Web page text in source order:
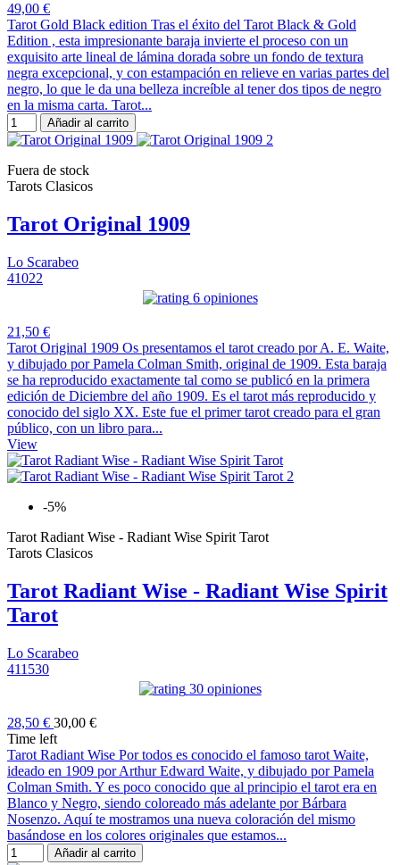
49,00 €
Tarot Gold Black edition Tras el éxito del Tarot Black & Gold
Edition , esta impresionante baraja invierte el proceso con un
exquisito arte lineal de lámina dorada sobre un fondo de textura
negra excepcional, y con estampación en relieve en varias partes del
negro, lo que le da una belleza increíble al tener dos tipos de negro
en la misma carta. Tarot...
Añadir al carrito
Fuera de stock
Tarots Clasicos
Tarot Original 1909
Lo Scarabeo
41022
6 opiniones
21,50 €
Tarot Original 1909 Os presentamos el tarot creado por A. E. Waite,
y dibujado por Pamela Colman Smith, original de 1909. Esta baraja
se ha reproducido exactamente tal como se publicó en la primera
edición de Diciembre del año 1909. Es el tarot más reproducido y
conocido del siglo XX. Este fue el primer tarot creado para el gran
público, con un libro para...
View
-5%
Tarot Radiant Wise - Radiant Wise Spirit Tarot
Tarots Clasicos
Tarot Radiant Wise - Radiant Wise Spirit
Tarot
Lo Scarabeo
411530
30 opiniones
28,50 € 30,00 €
Time left
Tarot Radiant Wise Por todos es conocido el famoso tarot Waite,
ideado en 1909 por Arthur Edward Waite, y dibujado por Pamela
Colman Smith. Y es poco conocido que al principio el tarot era en
Blanco y Negro, siendo coloreado más adelante por Bárbara
Nosenzo. Aquí te mostramos una nueva coloración del mismo
basándose en los colores originales que estamos...
Añadir al carrito